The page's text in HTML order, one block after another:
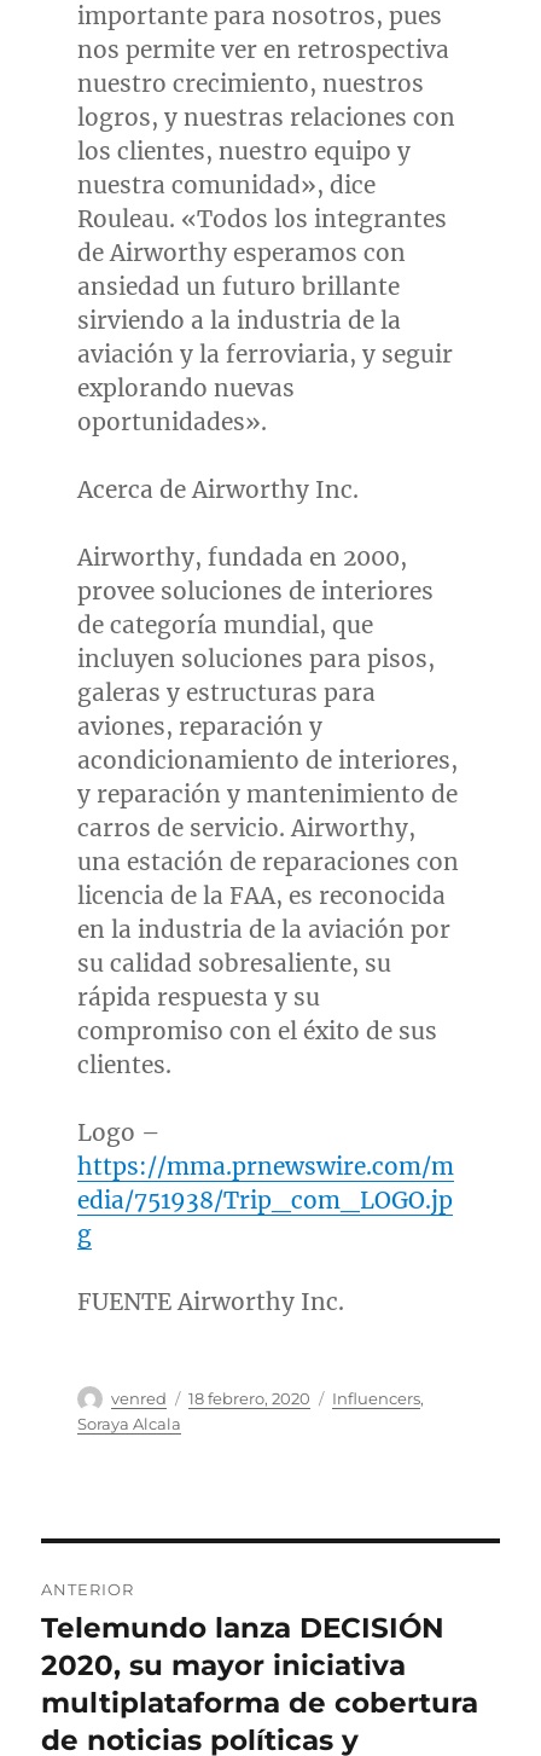
importante para nosotros, pues
nos permite ver en retrospectiva
nuestro crecimiento, nuestros
logros, y nuestras relaciones con
los clientes, nuestro equipo y
nuestra comunidad», dice
Rouleau. «Todos los integrantes
de Airworthy esperamos con
ansiedad un futuro brillante
sirviendo a la industria de la
aviación y la ferroviaria, y seguir
explorando nuevas
oportunidades».
Acerca de Airworthy Inc.
Airworthy, fundada en 2000,
provee soluciones de interiores
de categoría mundial, que
incluyen soluciones para pisos,
galeras y estructuras para
aviones, reparación y
acondicionamiento de interiores,
y reparación y mantenimiento de
carros de servicio. Airworthy,
una estación de reparaciones con
licencia de la FAA, es reconocida
en la industria de la aviación por
su calidad sobresaliente, su
rápida respuesta y su
compromiso con el éxito de sus
clientes.
Logo –
https://mma.prnewswire.com/m
edia/751938/Trip_com_LOGO.jp
g
FUENTE Airworthy Inc.
Autor
venred
Publicado
18 febrero, 2020 Categorías
Influencers,
Soraya Alcala
de
entradas
ANTERIOR
Entrada
anterior:
Telemundo lanza DECISIÓN
2020, su mayor iniciativa
multiplataforma de cobertura
de noticias políticas y